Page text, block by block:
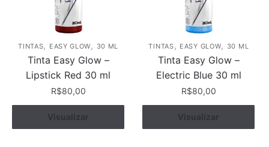
TINTAS, EASY GLOW , 30 ML
Tinta Easy Glow –
Lipstick Red 30 ml
R$80,00
Comprar
Visualizar
TINTAS , EASY GLOW, 30 ML
Tinta Easy Glow –
Electric Blue 30 ml
R$80,00
Comprar
Visualizar